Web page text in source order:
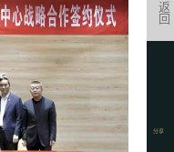
返回
分享